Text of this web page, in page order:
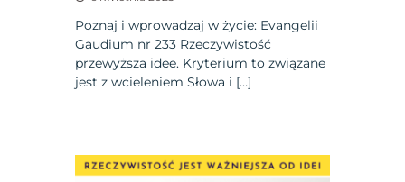
Poznaj i wprowadzaj w życie: Evangelii
Gaudium nr 233 Rzeczywistość
przewyższa idee. Kryterium to związane
jest z wcieleniem Słowa i […]